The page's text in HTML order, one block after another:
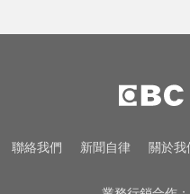
月板變形，醫
慈濟採購BNT
年後還陳時中
中職／日本女
聯絡我們 新聞自律 關於我